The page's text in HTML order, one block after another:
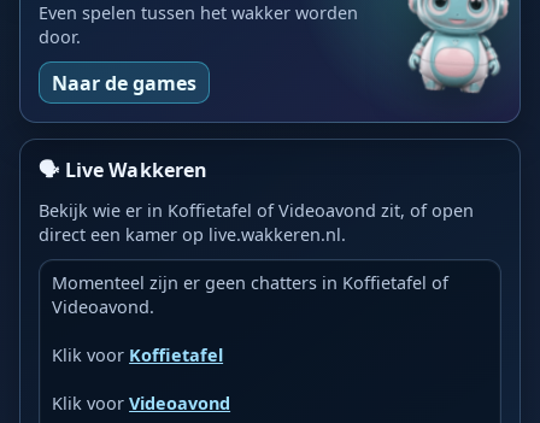
Even spelen tussen het wakker worden
door.
Naar de games
🗣️ Live Wakkeren
Bekijk wie er in Koffietafel of Videoavond zit, of open
direct een kamer op live.wakkeren.nl.
Momenteel zijn er geen chatters in Koffietafel of
Videoavond.
Klik voor Koffietafel
Klik voorVideoavond